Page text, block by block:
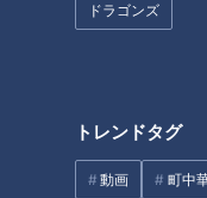
ドラゴンズ
トレンドタグ
動画 町中